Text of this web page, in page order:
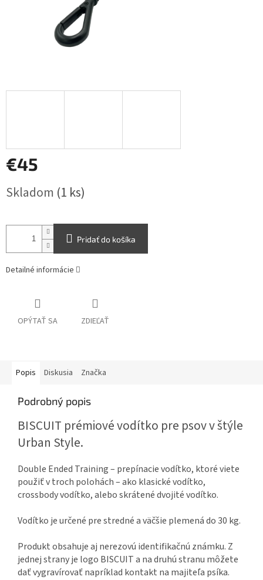
€45
cena:
Skladom (1 ks)
Pridať do košíka
Detailné informácie
OPÝTAŤ SA ZDIEĽAŤ
Popis Diskusia Značka
Podrobný popis
BISCUIT prémiové vodítko pre psov v štýle
Urban Style.
Double Ended Training – prepínacie vodítko, ktoré viete
použiť v troch polohách – ako klasické vodítko,
crossbody vodítko, alebo skrátené dvojité vodítko.
Vodítko je určené pre stredné a väčšie plemená do 30 kg.
Produkt obsahuje aj nerezovú identifikačnú známku. Z
jednej strany je logo BISCUIT a na druhú stranu môžete
dať vygravírovať napríklad kontakt na majiteľa psíka.